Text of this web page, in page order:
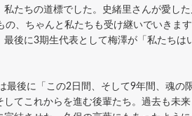
たちの道標でした。史緒里さんが愛し
の、ちゃんと私たちも受け継いでいきま
最後に3期生代表として梅澤が「私たち
最後に「この2日間、そして9年間、魂の
てこれからを進む後輩たち。過去も未